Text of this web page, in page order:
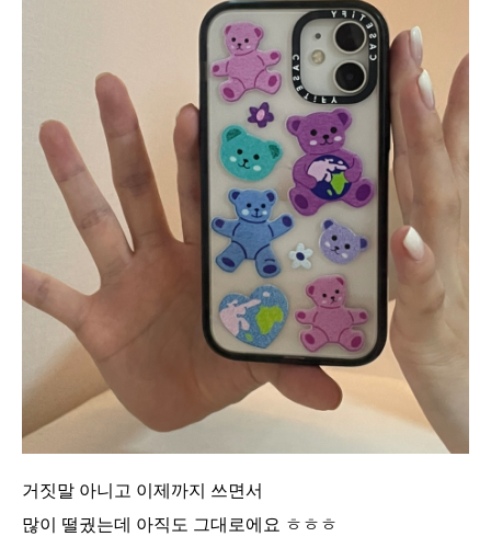
거짓말 아니고 이제까지 쓰면서
많이 떨궜는데 아직도 그대로에요 ㅎㅎㅎ